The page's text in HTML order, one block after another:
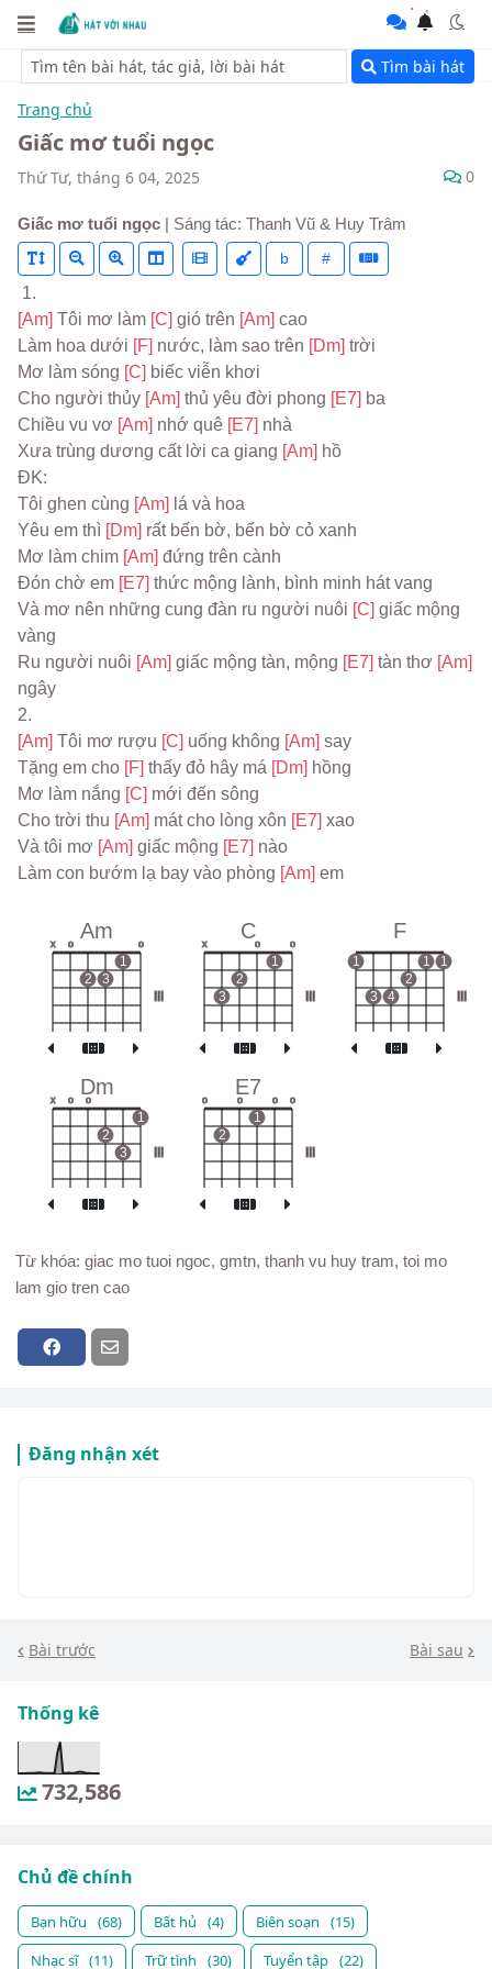
Tìm bài hát
Trang chủ
Giấc mơ tuổi ngọc
Thứ Tư, tháng 6 04, 2025 0
Giấc mơ tuổi ngọc | Sáng tác: Thanh Vũ & Huy Trâm
b #
1.
[Am] Tôi mơ làm [C] gió trên [Am] cao
Làm hoa dưới [F] nước, làm sao trên [Dm] trời
Mơ làm sóng [C] biếc viễn khơi
Cho người thủy [Am] thủ yêu đời phong [E7] ba
Chiều vu vơ [Am] nhớ quê [E7] nhà
Xưa trùng dương cất lời ca giang [Am] hồ
ĐK:
Tôi ghen cùng [Am] lá và hoa
Yêu em thì [Dm] rất bến bờ, bến bờ cỏ xanh
Mơ làm chim [Am] đứng trên cành
Đón chờ em [E7] thức mộng lành, bình minh hát vang
Và mơ nên những cung đàn ru người nuôi [C] giấc mộng
vàng
Ru người nuôi [Am] giấc mộng tàn, mộng [E7] tàn thơ
ngây
2.
[Am] Tôi mơ rượu [C] uống không [Am] say
Tặng em cho [F] thấy đỏ hây má [Dm] hồng
Mơ làm nắng [C] mới đến sông
Cho trời thu [Am] mát cho lòng xôn [E7] xao
Và tôi mơ [Am] giấc mộng [E7] nào
Làm con bướm lạ bay vào phòng [Am] em
Am
x o
2 3
1
o
C
x
3
2
o
1
o
F
1
3 4
2
1 1
Dm
x o o
2
3
1
E7
o
2
o
1
o o
Từ khóa: giac mo tuoi ngoc, gmtn, thanh vu huy tram, toi mo
lam gio tren cao
Đăng nhận xét
Bài trước Bài sau
Thống kê
732,586
Chủ đề chính
Bạn hữu (68) Bất hủ (4) Biên soạn
(15)
Nhạc sĩ (11) Trữ tình (30) Tuyển tập (22)